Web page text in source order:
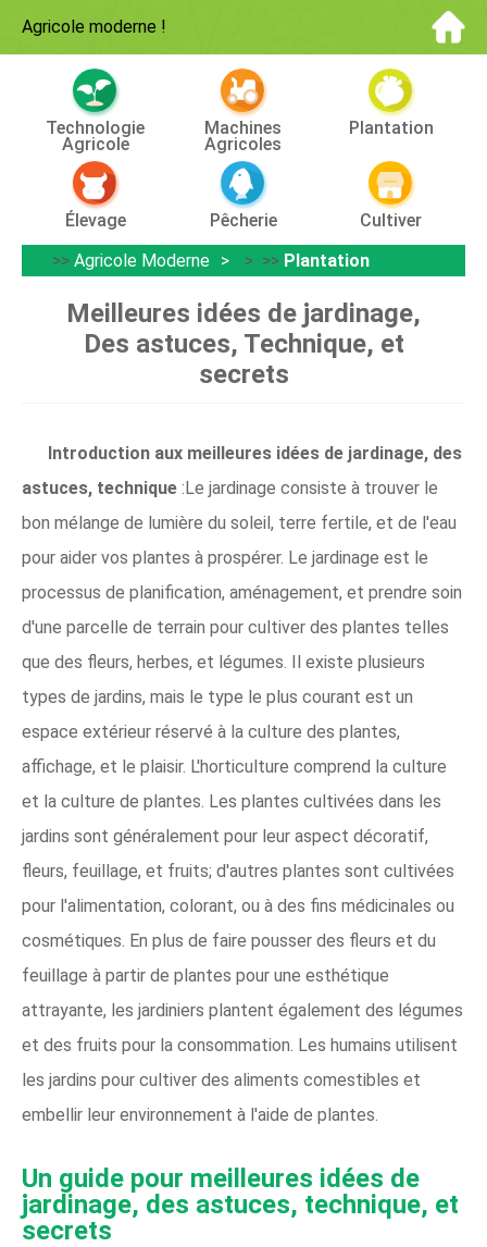
Agricole moderne !
Technologie
Agricole
Machines
Agricoles
Plantation
Élevage Pêcherie
Cultiver
>> Agricole Moderne > >> Plantation
Meilleures idées de jardinage,
Des astuces, Technique, et
secrets
Introduction aux meilleures idées de jardinage, des
astuces, technique :Le jardinage consiste à trouver le
bon mélange de lumière du soleil, terre fertile, et de l'eau
pour aider vos plantes à prospérer. Le jardinage est le
processus de planification, aménagement, et prendre soin
d'une parcelle de terrain pour cultiver des plantes telles
que des fleurs, herbes, et légumes. Il existe plusieurs
types de jardins, mais le type le plus courant est un
espace extérieur réservé à la culture des plantes,
affichage, et le plaisir. L'horticulture comprend la culture
et la culture de plantes. Les plantes cultivées dans les
jardins sont généralement pour leur aspect décoratif,
fleurs, feuillage, et fruits; d'autres plantes sont cultivées
pour l'alimentation, colorant, ou à des fins médicinales ou
cosmétiques. En plus de faire pousser des fleurs et du
feuillage à partir de plantes pour une esthétique
attrayante, les jardiniers plantent également des légumes
et des fruits pour la consommation. Les humains utilisent
les jardins pour cultiver des aliments comestibles et
embellir leur environnement à l'aide de plantes.
Un guide pour meilleures idées de
jardinage, des astuces, technique, et
secrets